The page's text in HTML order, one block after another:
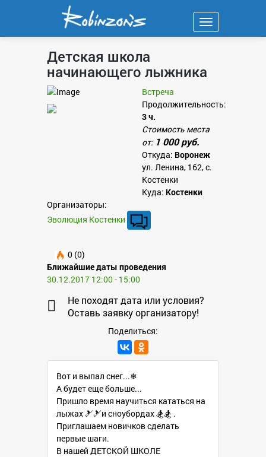
Навигация
Детская школа
начинающего лыжника
Встреча
Продолжительность:
3 ч.
Стоимость места
от: 1 000 руб.
Откуда: Воронеж
ул. Ленина, 162, с.
Костенки
Куда: Костенки
Организаторы:
Эволюция Костенки
0 (0)
Ближайшие даты проведения
30.12.2017 12:00 - 15:00
Не походят дата или условия?
Оставь заявку организатору!
Поделиться:
Вот и выпал снег...❄
А будет еще больше...
Пришло время научиться кататься на
лыжах 🎿🎿и сноубордах 🏂🏂 .
Приглашаем новичков сделать
первые шаги.
В нашей ДЕТСКОЙ ШКОЛЕ